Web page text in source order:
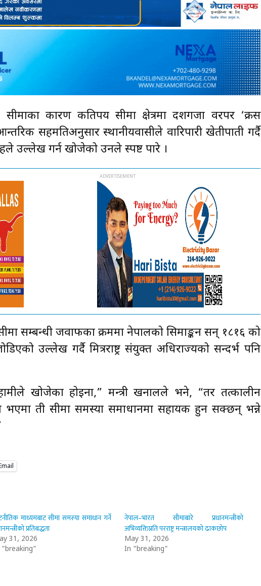
कारण कतिपय सीमा क्षेत्रमा दशगजा वरपर ‘क्रस
सहमतिअनुसार स्थानीयवासीले वारिपारी खेतीपाती गर्दै
उल्लेख गर्न खोजेको उनले स्पष्ट पारे ।
सम्बन्धी जवाफका क्रममा नेपालको सिमाङ्कन सन् १८१६ को
उल्लेख गर्दै मित्रराष्ट्र संयुक्त अधिराज्यको सन्दर्भ पनि
खोजेका होइनौँ,” मन्त्री खनालले भने, “तर तत्कालीन
भएमा ती सीमा समस्या समाधानमा सहायक हुन सक्छन् भन्ने
माध्यमबाट सीमा समस्या समाधान गर्ने
प्रतिबद्धता
31, 2026
नेपाल–भारत सीमाबारे प्रधानमन्त्रीको
अभिव्यक्तिप्रति परराष्ट्र मन्त्रालयको ढाकछोप
May 31, 2026
In "breaking"